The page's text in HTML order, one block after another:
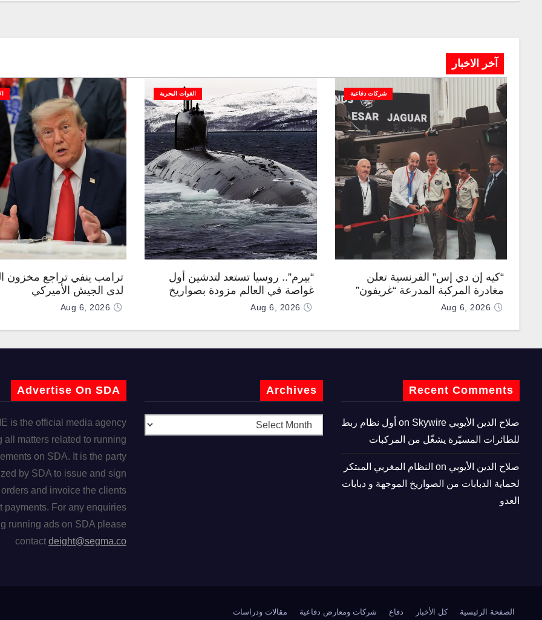
آخر الاخبار
شركات دفاعية
“كيه إن دي إس” الفرنسية تعلن
مغادرة المركبة المدرعة “غريفون”
رقم 1000 لخط الإنتاجAug 6, 2026
القوات البحرية
“بيرم”.. روسيا تستعد لتدشين أول
غواصة في العالم مزودة بصواريخ
كروز فرط صوتية
Aug 6, 2026
ترامب ينفي تراجع مخزون
لدى الجيش الأميركي
Aug 6, 2026
Recent Comments
صلاح الدين الأيوبي
Skywire أول نظام ربط
للطائرات المسيّرة يشغّل من المركبات
صلاح الدين الأيوبي
النظام المغربي المبتكر
لحماية الدبابات من الصواريخ الموجهة و دبابات
العدو
Archives
Advertise On SDA
is the official media agency
all matters related to running
on SDA. It is the party
by SDA to issue and sign
and invoice the clients
payments. For any enquiries
running ads on SDA please
contact deight@segma.co
الصفحة الرئيسية كل الأخبار دفاع شركات ومعارض دفاعية مقالات ودراسات